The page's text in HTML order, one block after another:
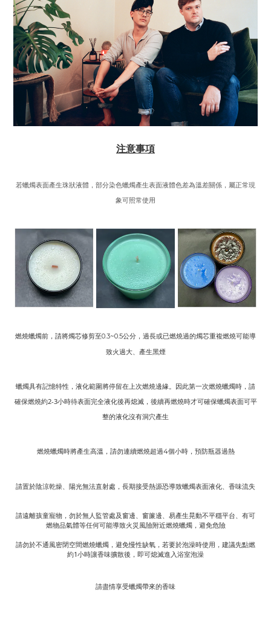
注意事項
若蠟燭表面產生珠狀液體，部分染色蠟燭產生表面液體色差為溫差關係，屬正常現
象可照常使用
燃燒蠟燭前，請將燭芯修剪至0.3~0.5公分，過長或已燃燒過的燭芯重複燃燒可能導
致火過大、產生黑煙
蠟燭具有記憶特性，液化範圍將停留在上次燃燒邊緣。因此第一次燃燒蠟燭時，請
確保燃燒約2-3小時待表面完全液化後再熄滅，後續再燃燒時才可確保蠟燭表面可平
整的液化沒有洞穴產生
燃燒蠟燭時將產生高溫，請勿連續燃燒超過4個小時，預防瓶器過熱
請置於陰涼乾燥、陽光無法直射處，長期接受熱源恐導致蠟燭表面液化、香味流失
請遠離孩童寵物，勿於無人監管處及窗邊、窗簾邊、易產生晃動不平穩平台、有可
燃物品氣體等任何可能導致火災風險附近燃燒蠟燭，避免危險
請勿於不通風密閉空間燃燒蠟燭，避免慢性缺氧，若要於泡澡時使用，建議先點燃
約1小時讓香味擴散後，即可熄滅進入浴室泡澡
請盡情享受蠟燭帶來的香味